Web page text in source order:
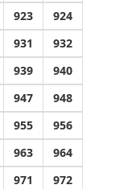
923
924
931
932
939
940
947
948
955
956
963
964
971
972